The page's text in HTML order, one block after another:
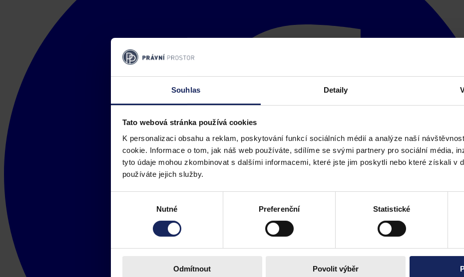
Souhlas Detaily
Tato webová stránka používá cookies
K personalizaci obsahu a reklam, poskytování funkcí sociálních médií a analýze naší
cookie. Informace o tom, jak náš web používáte, sdílíme se svými partnery pro sociální média,
tyto údaje mohou zkombinovat s dalšími informacemi, které jste jim poskytli nebo které získali v
používáte jejich služby.
Nutné Preferenční Statistické
Odmítnout Povolit výběr